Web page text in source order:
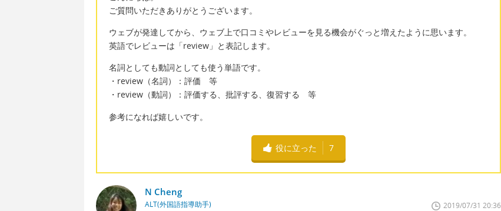
ご質問いただきありがとうございます。
ウェブが発達してから、ウェブ上で口コミやレビューを見る機会がぐっと増えたように思います。
英語でレビューは「review」と表記します。
名詞としても動詞としても使う単語です。
・review（名詞）：評価 等
・review（動詞）：評価する、批評する、復習する 等
参考になれば嬉しいです。
役に立った 7
N Cheng
ALT(外国語指導助手) 2019/07/31 20:36